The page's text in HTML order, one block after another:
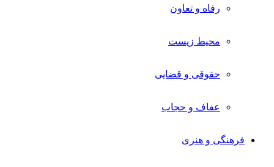
رفاه و تعاون
محیط زیست
حقوقی و قضایی
عفاف و حجاب
فرهنگی و هنری